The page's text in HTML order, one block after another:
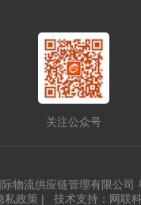
关注公众号
物流供应链管理有限公司
私政策 | 技术支持：网联